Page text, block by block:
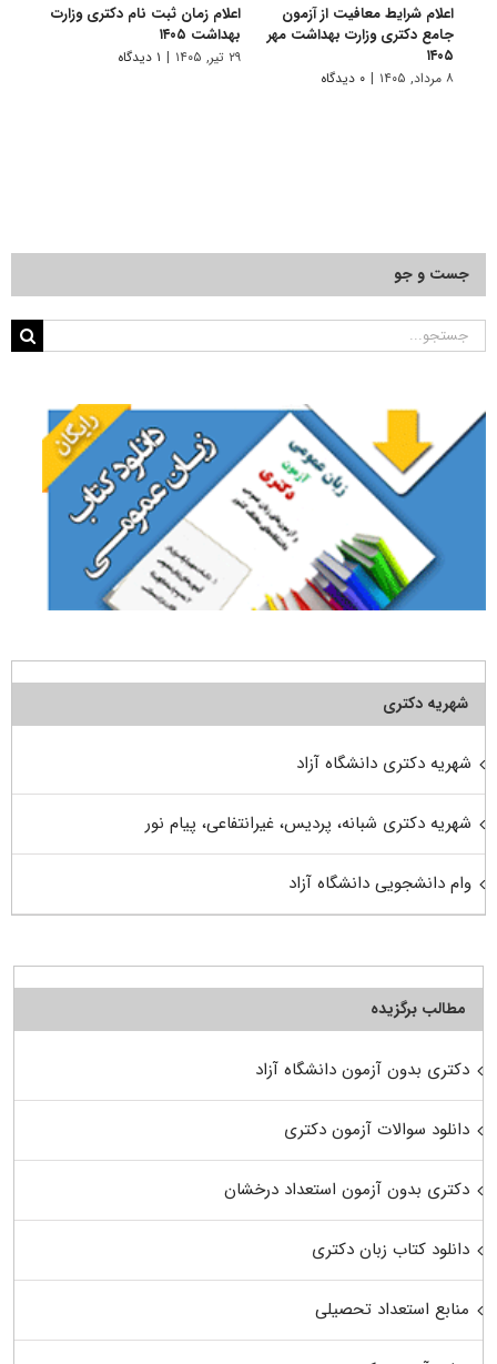
اعلام شرایط معافیت از آزمون
جامع دکتری وزارت بهداشت مهر
۱۴۰۵
۸ مرداد, ۱۴۰۵ | ۰ دیدگاه
اعلام زمان ثبت نام دکتری وزارت
بهداشت ۱۴۰۵
۲۹ تیر, ۱۴۰۵ | ۱ دیدگاه
جست و جو
جستجو
شهریه دکتری
شهریه دکتری دانشگاه آزاد
شهریه دکتری شبانه، پردیس، غیرانتفاعی، پیام نور
وام دانشجویی دانشگاه آزاد
مطالب برگزیده
دکتری بدون آزمون دانشگاه آزاد
دانلود سوالات آزمون دکتری
دکتری بدون آزمون استعداد درخشان
دانلود کتاب زبان دکتری
منابع استعداد تحصیلی